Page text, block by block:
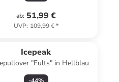
ab: 51,99 €
UVP: 109,99 €*
Icepeak
"Fults" in Hellblau